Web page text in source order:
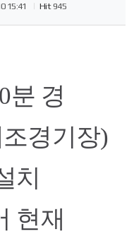
15:41 Hit 945
분 경
경기장)
치
현재